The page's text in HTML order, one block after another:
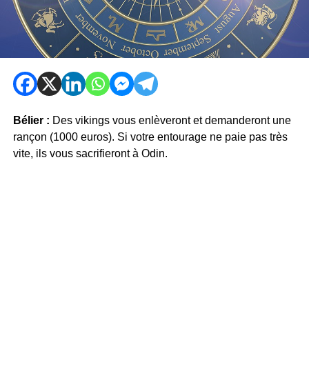
Bélier : Des vikings vous enlèveront et demanderont une
rançon (1000 euros). Si votre entourage ne paie pas très
vite, ils vous sacrifieront à Odin.